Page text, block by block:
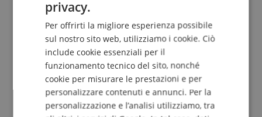
Incl. bocchino in plastica e Gigbag
In dotazione
1 x Classic Cantabile KT-20MB MardiBrass C-Tuba nero
opaco
1 x bocchino
1 x Gigbag
ITALIAN
SPANISH
privacy.
Per offrirti la migliore esperienza possibile
sul nostro sito web, utilizziamo i cookie. Ciò
include cookie essenziali per il
funzionamento tecnico del sito, nonché
cookie per misurare le prestazioni e per
personalizzare contenuti e annunci. Per la
personalizzazione e l’analisi utilizziamo, tra